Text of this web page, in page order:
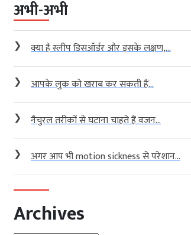
अभी-अभी
❯ क्या है स्लीप डिसऑर्डर और इसके लक्षण,...
❯ आपके लुक को खराब कर सकती हैं...
❯ नैचुरल तरीकों से घटाना चाहते हैं वजन...
❯ अगर आप भी motion sickness से परेशान...
Archives